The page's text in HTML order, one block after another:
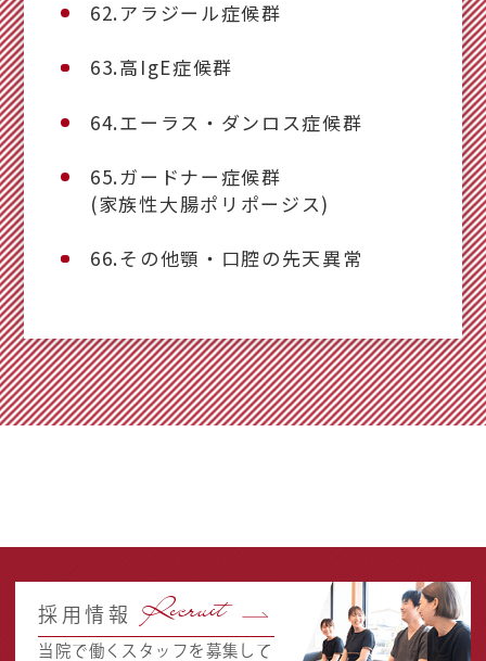
62.アラジール症候群
63.高IgE症候群
64.エーラス・ダンロス症候群
65.ガードナー症候群
(家族性大腸ポリポージス)
66.その他顎・口腔の先天異常
採用情報 Recruit
当院で働くスタッフを募集して